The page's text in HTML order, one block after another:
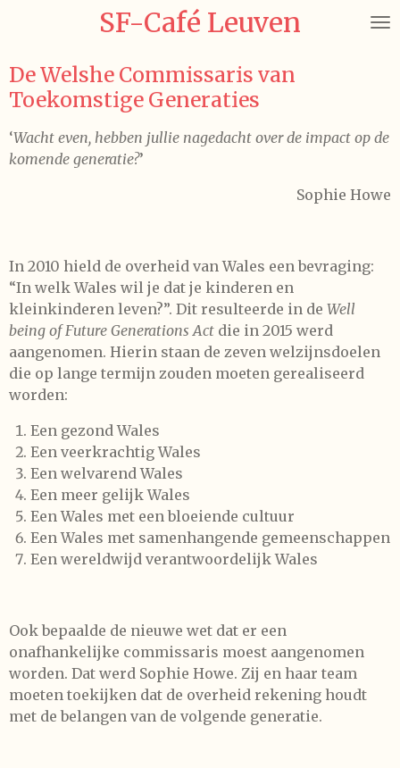
de
hoofdinhoud
SF-Café Leuven
De Welshe Commissaris van
Toekomstige Generaties
‘Wacht even, hebben jullie nagedacht over de impact op de
komende generatie?’
Sophie Howe
In 2010 hield de overheid van Wales een bevraging:
“In welk Wales wil je dat je kinderen en
kleinkinderen leven?”. Dit resulteerde in de Well
being of Future Generations Act die in 2015 werd
aangenomen. Hierin staan de zeven welzijnsdoelen
die op lange termijn zouden moeten gerealiseerd
worden:
Een gezond Wales
Een veerkrachtig Wales
Een welvarend Wales
Een meer gelijk Wales
Een Wales met een bloeiende cultuur
Een Wales met samenhangende gemeenschappen
Een wereldwijd verantwoordelijk Wales
Ook bepaalde de nieuwe wet dat er een
onafhankelijke commissaris moest aangenomen
worden. Dat werd Sophie Howe. Zij en haar team
moeten toekijken dat de overheid rekening houdt
met de belangen van de volgende generatie.